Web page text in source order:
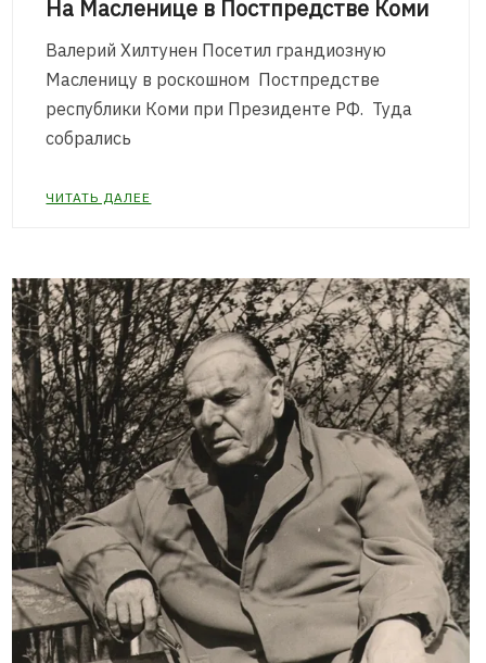
На Масленице в Постпредстве Коми
Валерий Хилтунен Посетил грандиозную
Масленицу в роскошном Постпредстве
республики Коми при Президенте РФ. Туда
собрались
ЧИТАТЬ ДАЛЕЕ